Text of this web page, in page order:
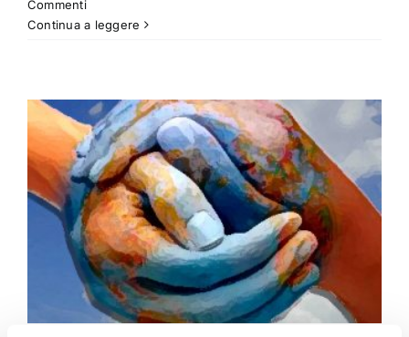
Commenti
Continua a leggere